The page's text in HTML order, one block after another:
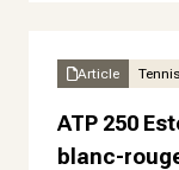
Article Tennis
ATP 250
blanc-